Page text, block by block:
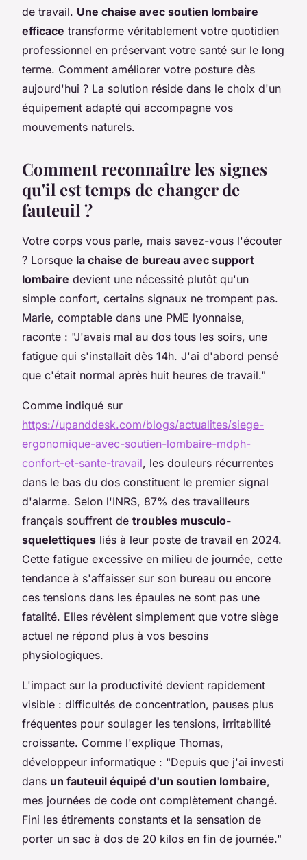
de travail. Une chaise avec soutien lombaire
efficace transforme véritablement votre quotidien
professionnel en préservant votre santé sur le long
terme. Comment améliorer votre posture dès
aujourd'hui ? La solution réside dans le choix d'un
équipement adapté qui accompagne vos
mouvements naturels.
Comment reconnaître les signes
qu'il est temps de changer de
fauteuil ?
Votre corps vous parle, mais savez-vous l'écouter
? Lorsque la chaise de bureau avec support
lombaire devient une nécessité plutôt qu'un
simple confort, certains signaux ne trompent pas.
Marie, comptable dans une PME lyonnaise,
raconte : "J'avais mal au dos tous les soirs, une
fatigue qui s'installait dès 14h. J'ai d'abord pensé
que c'était normal après huit heures de travail."
Comme indiqué sur
https://upanddesk.com/blogs/actualites/siege-
ergonomique-avec-soutien-lombaire-mdph-
confort-et-sante-travail, les douleurs récurrentes
dans le bas du dos constituent le premier signal
d'alarme. Selon l'INRS, 87% des travailleurs
français souffrent de troubles musculo-
squelettiques liés à leur poste de travail en 2024.
Cette fatigue excessive en milieu de journée, cette
tendance à s'affaisser sur son bureau ou encore
ces tensions dans les épaules ne sont pas une
fatalité. Elles révèlent simplement que votre siège
actuel ne répond plus à vos besoins
physiologiques.
L'impact sur la productivité devient rapidement
visible : difficultés de concentration, pauses plus
fréquentes pour soulager les tensions, irritabilité
croissante. Comme l'explique Thomas,
développeur informatique : "Depuis que j'ai investi
dans un fauteuil équipé d'un soutien lombaire,
mes journées de code ont complètement changé.
Fini les étirements constants et la sensation de
porter un sac à dos de 20 kilos en fin de journée."